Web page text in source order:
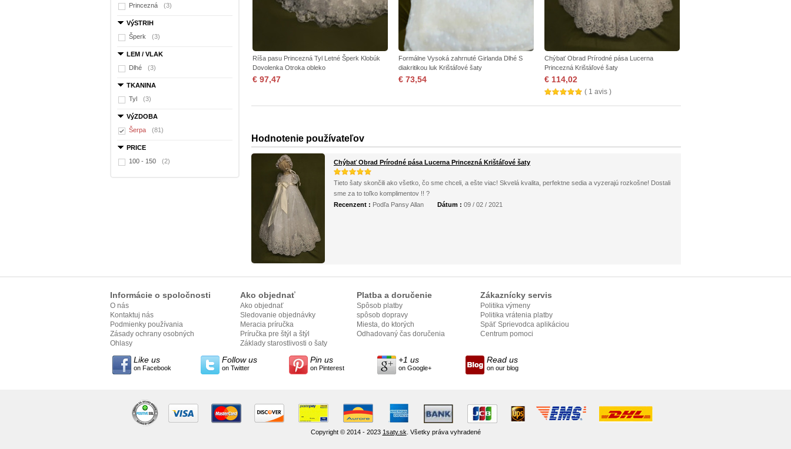
Princezná
(3)
VýSTRIH
Šperk
(3)
LEM / VLAK
Dlhé
(3)
TKANINA
Tyl
(3)
VýZDOBA
Šerpa
(81)
PRICE
100 - 150
(2)
Ríša pasu Princezná Tyl Letné Šperk Klobúk
Dovolenka Otroka obleko
€ 97,47
Formálne Vysoká zahrnuté Girlanda Dlhé S
diakritikou luk Krištáľové šaty
€ 73,54
Chýbať Obrad Prírodné pása Lucerna
Princezná Krištáľové šaty
€ 114,02
( 1 avis )
Hodnotenie používateľov
Chýbať Obrad Prírodné pása Lucerna Princezná Krištáľové šaty
Tieto šaty skončili ako všetko, čo sme chceli, a ešte viac! Skvelá kvalita, perfektne sedia a vyzerajú rozkošne! Dostali
sme za to toľko komplimentov !! ?
Recenzent : Podľa Pansy Allan Dátum : 09 / 02 / 2021
Informácie o spoločnosti
O nás
Kontaktuj nás
Podmienky používania
Zásady ochrany osobných
údajov
Ohlasy
Ako objednať
Ako objednať
Sledovanie objednávky
Meracia príručka
Príručka pre štýl a štýl
Základy starostlivosti o šaty
Platba a doručenie
Spôsob platby
spôsob dopravy
Miesta, do ktorých
odovzdame
Odhadovaný čas doručenia
Zákaznícky servis
Politika výmeny
Politika vrátenia platby
Späť Sprievodca aplikáciou
Centrum pomoci
Like us
on Facebook
Follow us
on Twitter
Pin us
on Pinterest
+1 us
on Google+
Read us
on our blog
Copyright © 2014 - 2023 1saty.sk . Všetky práva vyhradené